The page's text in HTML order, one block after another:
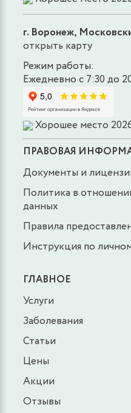
г. Воронеж,
открыть карту
Режим работы:
Ежедневно с 7:30 до
Хорошее место
ПРАВОВАЯ
Документы и
Политика в
данных
Правила
Инструкция по
ГЛАВНОЕ
Услуги
Заболевания
Статьи
Цены
Акции
Отзывы